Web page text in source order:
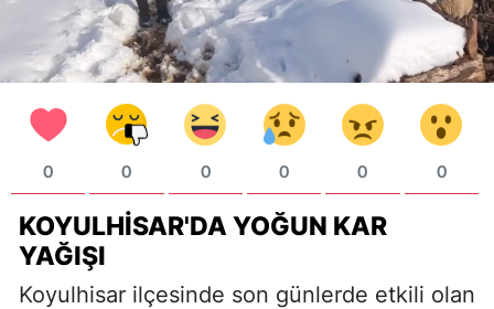
0 0 0 0 0 0
KOYULHISAR'DA YOĞUN KAR
YAĞIŞI
Koyulhisar ilçesinde son günlerde etkili olan